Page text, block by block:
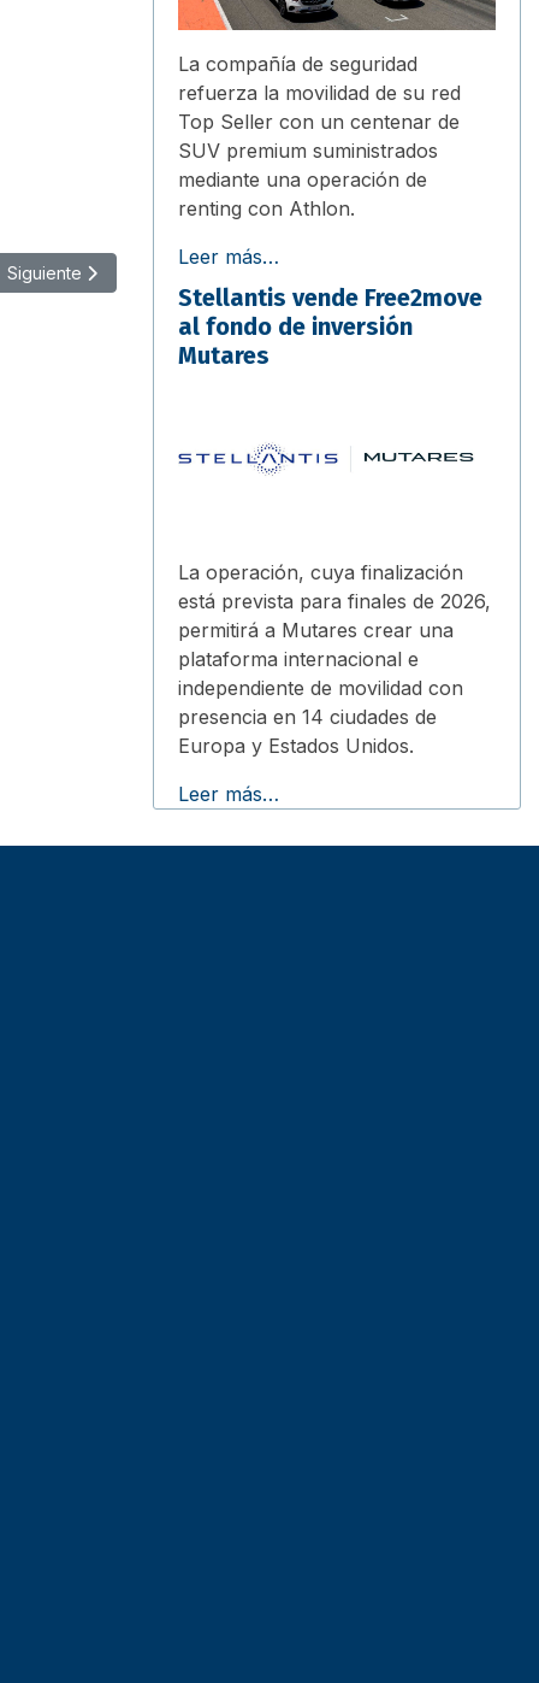
Artículo siguiente: Arval será la marca blanca de renting de
Siguiente
La compañía de seguridad
refuerza la movilidad de su red
Top Seller con un centenar de
SUV premium suministrados
mediante una operación de
renting con Athlon.
Leer más…
Stellantis vende Free2move
al fondo de inversión
Mutares
La operación, cuya finalización
está prevista para finales de 2026,
permitirá a Mutares crear una
plataforma internacional e
independiente de movilidad con
presencia en 14 ciudades de
Europa y Estados Unidos.
Leer más…